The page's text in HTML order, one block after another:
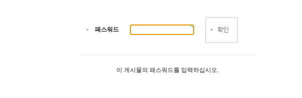
패스워드
이 게시물의 패스워드를 입력하십시오.